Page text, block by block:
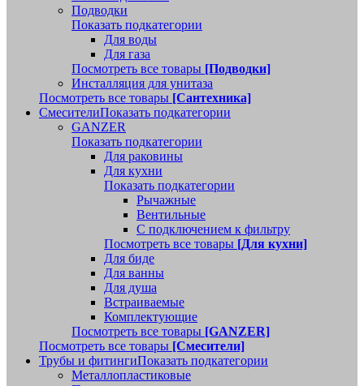
Подводки
Показать подкатегории
Для воды
Для газа
Посмотреть все товары [Подводки]
Инсталляция для унитаза
Посмотреть все товары [Сантехника]
СмесителиПоказать подкатегории
GANZER
Показать подкатегории
Для раковины
Для кухни
Показать подкатегории
Рычажные
Вентильные
С подключением к фильтру
Посмотреть все товары [Для кухни]
Для биде
Для ванны
Для душа
Встраиваемые
Комплектующие
Посмотреть все товары [GANZER]
Посмотреть все товары [Смесители]
Трубы и фитингиПоказать подкатегории
Металлопластиковые